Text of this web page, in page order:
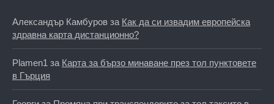
Александър Камбуров за Как да си извадим европейска
здравна карта дистанционно?
Plamen1 за Карта за бързо минаване през тол пунктовете
в Гърция